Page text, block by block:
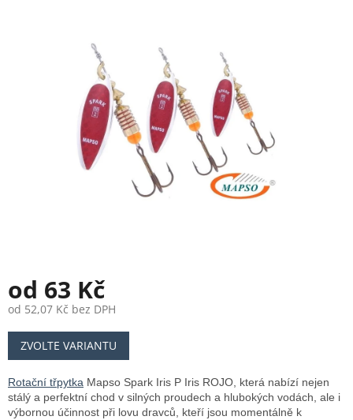
od 63 Kč
od 52,07 Kč bez DPH
Měrná
cena:
ZVOLTE VARIANTU
Rotační třpytka Mapso Spark Iris P Iris ROJO, která nabízí nejen
stálý a perfektní chod v silných proudech a hlubokých vodách, ale i
výbornou účinnost při lovu dravců, kteří jsou momentálně k